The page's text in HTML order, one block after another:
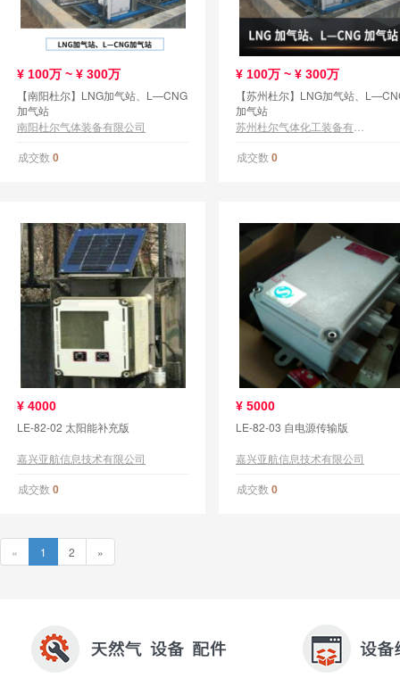
¥ 100万 ~ ¥ 300万
【南阳杜尔】LNG加气站、L—CNG
加气站
南阳杜尔气体装备有限公司
成交数 0
¥ 100万 ~ ¥ 300万
【苏州杜尔】LNG加气站、
加气站
成交数 0
¥ 4000
LE-82-02 太阳能补充版
嘉兴亚航信息技术有限公司
成交数 0
¥ 5000
LE-82-03 自电源传输版
嘉兴亚航信息技术有限公司
成交数 0
« 1 2 »